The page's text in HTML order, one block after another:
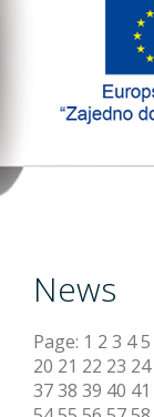
News
Page: 1 2 3 45
20 21 22 23 24
3738 39 40 41